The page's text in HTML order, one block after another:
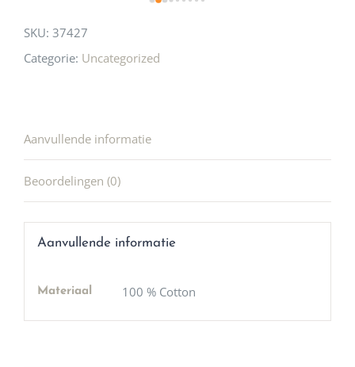
SKU: 37427
Categorie: Uncategorized
Aanvullende informatie
Beoordelingen (0)
Aanvullende informatie
Materiaal 100 % Cotton